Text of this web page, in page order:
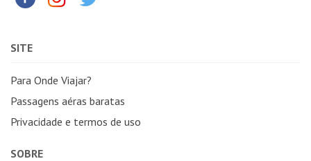
SITE
Para Onde Viajar?
Passagens aéras baratas
Privacidade e termos de uso
SOBRE